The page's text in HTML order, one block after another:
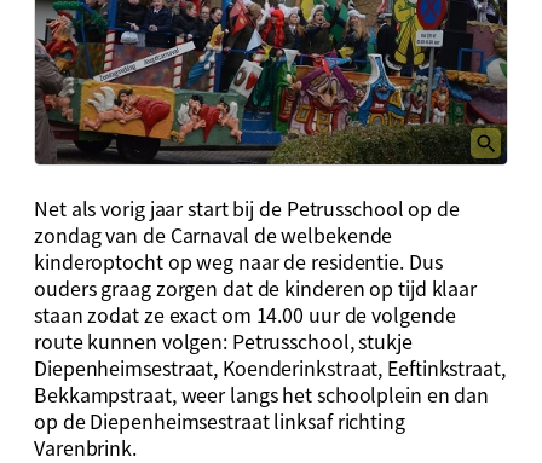
Net als vorig jaar start bij de Petrusschool op de
zondag van de Carnaval de welbekende
kinderoptocht op weg naar de residentie. Dus
ouders graag zorgen dat de kinderen op tijd klaar
staan zodat ze exact om 14.00 uur de volgende
route kunnen volgen: Petrusschool, stukje
Diepenheimsestraat, Koenderinkstraat, Eeftinkstraat,
Bekkampstraat, weer langs het schoolplein en dan
op de Diepenheimsestraat linksaf richting
Varenbrink.